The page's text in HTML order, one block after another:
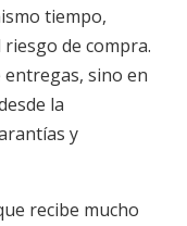
tiempo,
de compra.
sino en
la
y
recibe mucho